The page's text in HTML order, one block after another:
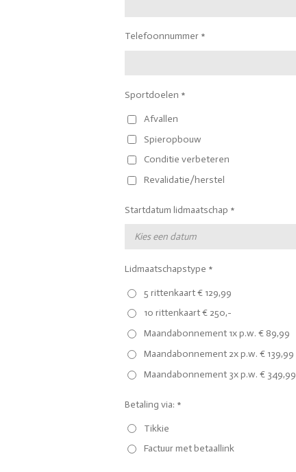
Telefoonnummer *
Sportdoelen *
Afvallen
Spieropbouw
Conditie verbeteren
Revalidatie/herstel
Startdatum lidmaatschap *
Lidmaatschapstype *
5 rittenkaart € 129,99
10 rittenkaart € 250,-
Maandabonnement 1x p.w. € 89,99
Maandabonnement 2x p.w. € 139,99
Maandabonnement 3x p.w. € 349,99
Betaling via: *
Tikkie
Factuur met betaallink